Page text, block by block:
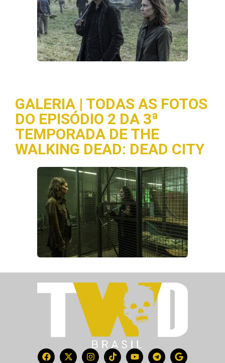
GALERIA | TODAS AS FOTOS
DO EPISÓDIO 2 DA 3ª
TEMPORADA DE THE
WALKING DEAD: DEAD CITY